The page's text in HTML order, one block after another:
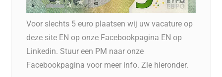
Voor slechts 5 euro plaatsen wij uw vacature op
deze site EN op onze Facebookpagina EN op
Linkedin. Stuur een PM naar onze
Facebookpagina voor meer info. Zie hieronder.